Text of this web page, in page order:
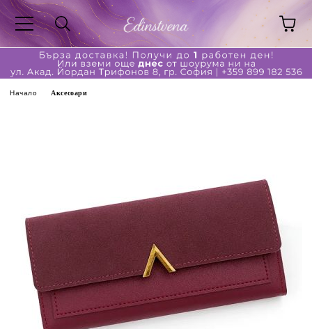
Начало Аксесоари